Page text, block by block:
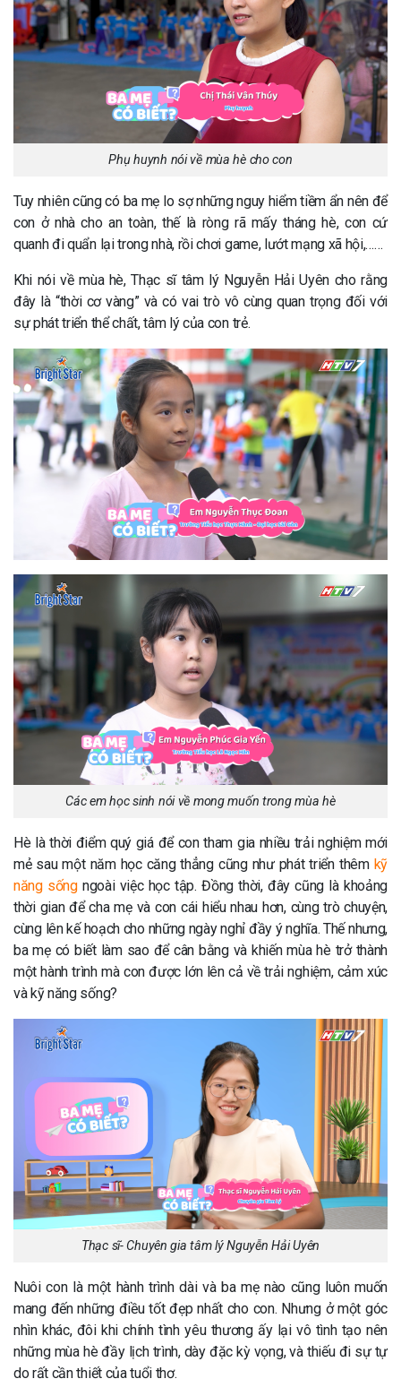
Phụ huynh nói về mùa hè cho con
Tuy nhiên cũng có ba mẹ lo sợ những nguy hiểm tiềm ẩn nên để
con ở nhà cho an toàn, thế là ròng rã mấy tháng hè, con cứ
quanh đi quẩn lại trong nhà, rồi chơi game, lướt mạng xã hội,……
Khi nói về mùa hè, Thạc sĩ tâm lý Nguyễn Hải Uyên cho rằng
đây là “thời cơ vàng” và có vai trò vô cùng quan trọng đối với
sự phát triển thể chất, tâm lý của con trẻ.
Các em học sinh nói về mong muốn trong mùa hè
Hè là thời điểm quý giá để con tham gia nhiều trải nghiệm mới
mẻ sau một năm học căng thẳng cũng như phát triển thêm kỹ
năng sốngngoài việc học tập. Đồng thời, đây cũng là khoảng
thời gian để cha mẹ và con cái hiểu nhau hơn, cùng trò chuyện,
cùng lên kế hoạch cho những ngày nghỉ đầy ý nghĩa. Thế nhưng,
ba mẹ có biết làm sao để cân bằng và khiến mùa hè trở thành
một hành trình mà con được lớn lên cả về trải nghiệm, cảm xúc
và kỹ năng sống?
Thạc sĩ- Chuyên gia tâm lý Nguyễn Hải Uyên
Nuôi con là một hành trình dài và ba mẹ nào cũng luôn muốn
mang đến những điều tốt đẹp nhất cho con. Nhưng ở một góc
nhìn khác, đôi khi chính tình yêu thương ấy lại vô tình tạo nên
những mùa hè đầy lịch trình, dày đặc kỳ vọng, và thiếu đi sự tự
do rất cần thiết của tuổi thơ.